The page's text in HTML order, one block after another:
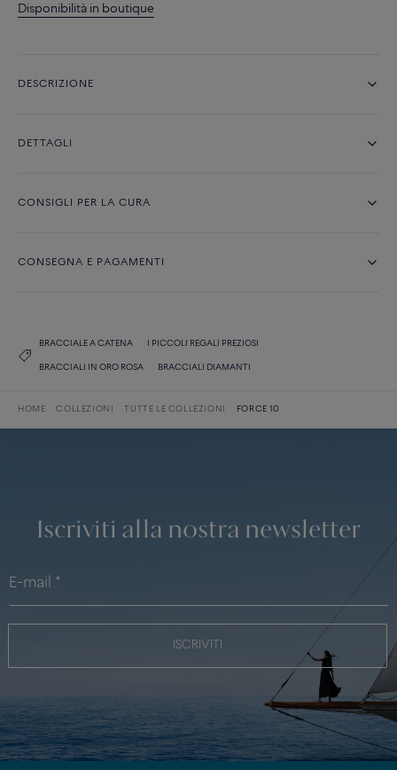
Disponibilità in boutique
DESCRIZIONE
DETTAGLI
CONSIGLI PER LA CURA
CONSEGNA E PAGAMENTI
BRACCIALE A CATENA I PICCOLI REGALI PREZIOSI
BRACCIALI IN ORO ROSA BRACCIALI DIAMANTI
HOME COLLEZIONI TUTTE LE COLLEZIONI FORCE 10
Iscriviti alla nostra newsletter
ISCRIVITI